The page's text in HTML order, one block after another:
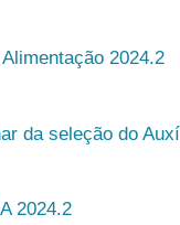
2024.2
da seleção do
2024.2